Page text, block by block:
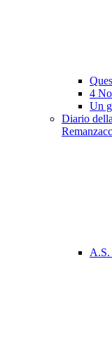
4
Un
Diario
A.S.